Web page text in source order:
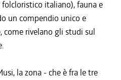
italiano), fauna e
un compendio unico e
come rivelano gli studi sul
la zona - che è fra le tre